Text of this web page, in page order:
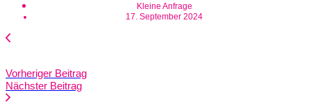
Kleine Anfrage
17. September 2024
Vorheriger Beitrag
Nächster Beitrag